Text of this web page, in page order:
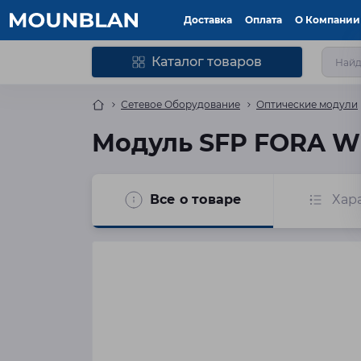
Доставка Оплата О Компании
Каталог товаров
Сетевое Оборудование Оптические модули
Модуль SFP FORA
Все о товаре